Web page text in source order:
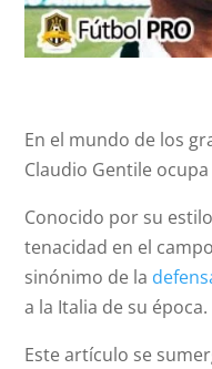
En el mundo de los
Claudio Gentile
Conocido por su
tenacidad en el
sinónimo de la
a la Italia de su época.
Este artículo se